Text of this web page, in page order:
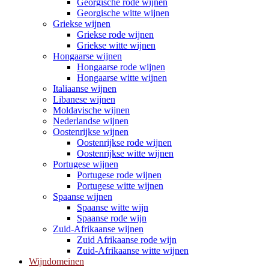
Georgische witte wijnen
Griekse wijnen
Griekse rode wijnen
Griekse witte wijnen
Hongaarse wijnen
Hongaarse rode wijnen
Hongaarse witte wijnen
Italiaanse wijnen
Libanese wijnen
Moldavische wijnen
Nederlandse wijnen
Oostenrijkse wijnen
Oostenrijkse rode wijnen
Oostenrijkse witte wijnen
Portugese wijnen
Portugese rode wijnen
Portugese witte wijnen
Spaanse wijnen
Spaanse witte wijn
Spaanse rode wijn
Zuid-Afrikaanse wijnen
Zuid Afrikaanse rode wijn
Zuid-Afrikaanse witte wijnen
Wijndomeinen